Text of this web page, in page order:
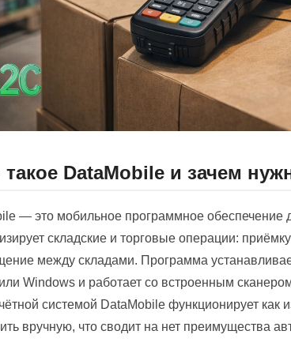
такое DataMobile и зачем
— это мобильное программное обеспечение
складские и торговые операции:
между складами. Программа
Windows и работает со встроенным
системой DataMobile функционирует
вручную, что сводит на нет преимущества